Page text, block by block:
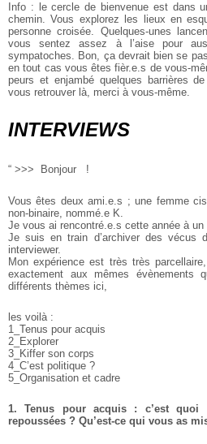
Info : le cercle de bienvenue est dans
chemin. Vous explorez les lieux en
personne croisée. Quelques-unes
vous sentez assez à l’aise pour
sympatoches. Bon, ça devrait bien se
en tout cas vous êtes fièr.e.s de vous-
peurs et enjambé quelques barrières
vous retrouver là, merci à vous-même.
INTERVIEWS
“ >>> Bonjour !
Vous êtes deux ami.e.s ; une femme
non-binaire, nommé.e K.
Je vous ai rencontré.e.s cette année à un
Je suis en train d’archiver des vécus
interviewer.
Mon expérience est très très
exactement aux mêmes évènements
différents thèmes ici,
les voilà :
1_Tenus pour acquis
2_Explorer
3_Kiffer son corps
4_C’est politique ?
5_Organisation et cadre
1. Tenus pour acquis : c’est quoi
repoussées ? Qu’est-ce qui vous as